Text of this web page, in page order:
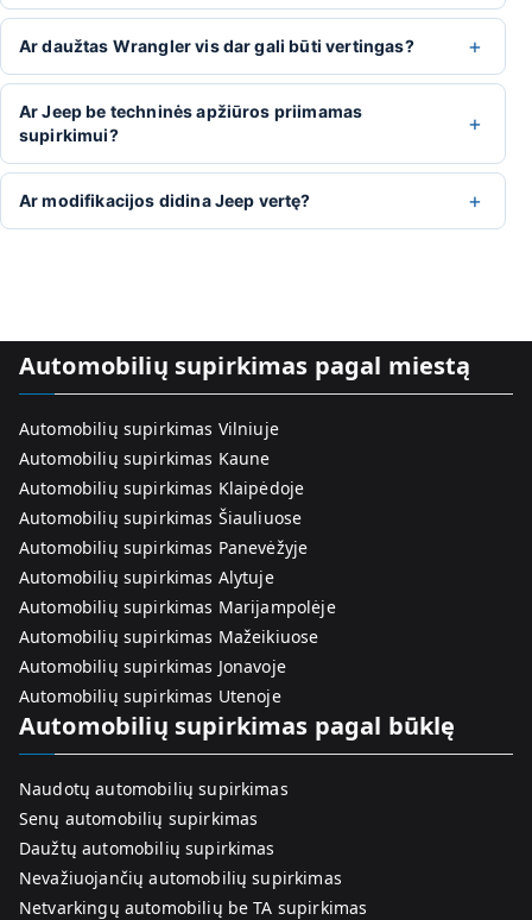
Ar daužtas Wrangler vis dar gali būti vertingas? +
Ar Jeep be techninės apžiūros priimamas
supirkimui?
+
Ar modifikacijos didina Jeep vertę? +
Automobilių supirkimas pagal miestą
Automobilių supirkimas Vilniuje
Automobilių supirkimas Kaune
Automobilių supirkimas Klaipėdoje
Automobilių supirkimas Šiauliuose
Automobilių supirkimas Panevėžyje
Automobilių supirkimas Alytuje
Automobilių supirkimas Marijampolėje
Automobilių supirkimas Mažeikiuose
Automobilių supirkimas Jonavoje
Automobilių supirkimas Utenoje
Automobilių supirkimas pagal būklę
Naudotų automobilių supirkimas
Senų automobilių supirkimas
Daužtų automobilių supirkimas
Nevažiuojančių automobilių supirkimas
Netvarkingų automobilių be TA supirkimas